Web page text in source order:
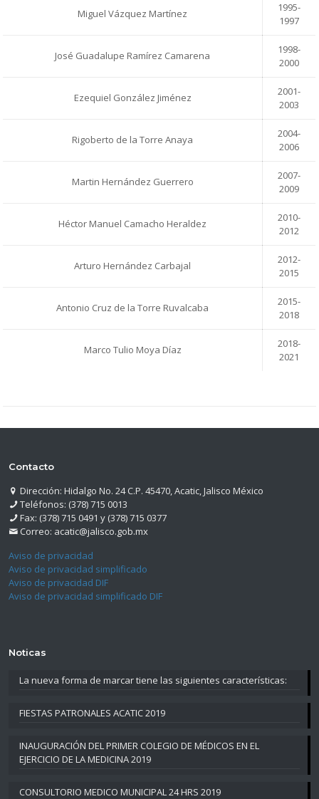
Miguel Vázquez Martínez
1995-
1997
José Guadalupe Ramírez Camarena
1998-
2000
Ezequiel González Jiménez
2001-
2003
Rigoberto de la Torre Anaya
2004-
2006
Martin Hernández Guerrero
2007-
2009
Héctor Manuel Camacho Heraldez
2010-
2012
Arturo Hernández Carbajal
2012-
2015
Antonio Cruz de la Torre Ruvalcaba
2015-
2018
Marco Tulio Moya Díaz
2018-
2021
Contacto
Dirección: Hidalgo No. 24 C.P. 45470, Acatic, Jalisco México
Teléfonos: (378) 715 0013
Fax: (378) 715 0491 y (378) 715 0377
Correo: acatic@jalisco.gob.mx
Aviso de privacidad
Aviso de privacidad simplificado
Aviso de privacidad DIF
Aviso de privacidad simplificado DIF
Noticas
La nueva forma de marcar tiene las siguientes características:
FIESTAS PATRONALES ACATIC 2019
INAUGURACIÓN DEL PRIMER COLEGIO DE MÉDICOS EN EL
EJERCICIO DE LA MEDICINA 2019
CONSULTORIO MEDICO MUNICIPAL 24 HRS 2019